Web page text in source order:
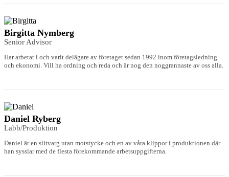
Birgitta Nymberg
Senior Advisor
Har arbetat i och varit delägare av företaget sedan 1992 inom företagsledning
och ekonomi. Vill ha ordning och reda och är nog den noggrannaste av oss alla.
Daniel Ryberg
Labb/Produktion
Daniel är en slitvarg utan motstycke och en av våra klippor i produktionen där
han sysslar med de flesta förekommande arbetsuppgifterna.